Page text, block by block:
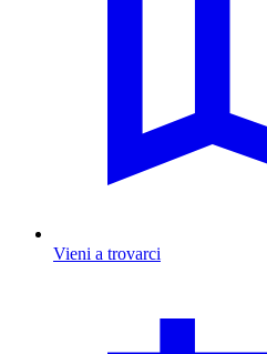
Vieni a trovarci